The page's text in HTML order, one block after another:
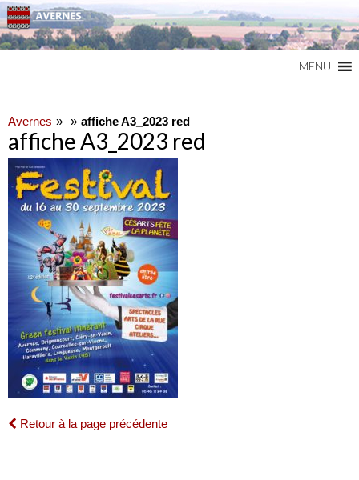
MENU
Avernes affiche A3_2023 red
affiche A3_2023 red
Retour à la page précédente